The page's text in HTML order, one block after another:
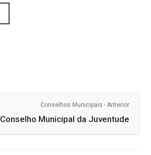
Conselhos Municipais - Anterior
Conselho Municipal da Juventude